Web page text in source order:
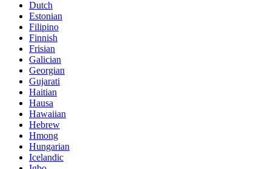
Dutch
Estonian
Filipino
Finnish
Frisian
Galician
Georgian
Gujarati
Haitian
Hausa
Hawaiian
Hebrew
Hmong
Hungarian
Icelandic